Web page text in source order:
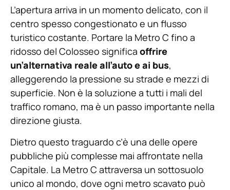
L’apertura arriva in un momento delicato, con il
centro spesso congestionato e un flusso
turistico costante. Portare la Metro C fino a
ridosso del Colosseo significa offrire
un’alternativa reale all’auto e ai bus,
alleggerendo la pressione su strade e mezzi di
superficie. Non è la soluzione a tutti i mali del
traffico romano, ma è un passo importante nella
direzione giusta.
Dietro questo traguardo c’è una delle opere
pubbliche più complesse mai affrontate nella
Capitale. La Metro C attraversa un sottosuolo
unico al mondo, dove ogni metro scavato può